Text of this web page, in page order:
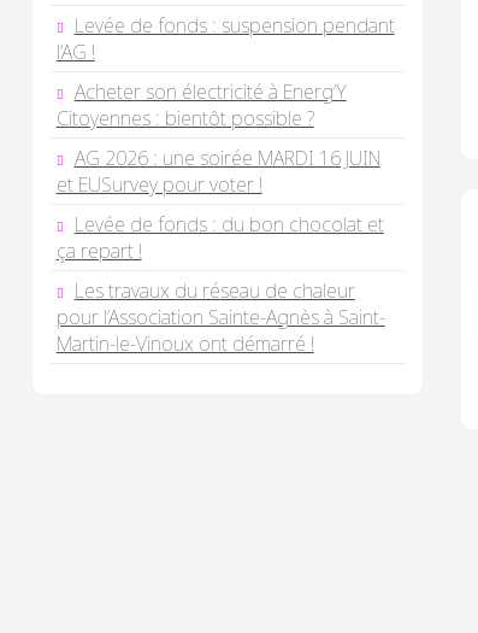
Levée de fonds : suspension pendant
l’AG !
Acheter son électricité à Energ’Y
Citoyennes : bientôt possible ?
AG 2026 : une soirée MARDI 16 JUIN
et EUSurvey pour voter !
Levée de fonds : du bon chocolat et
ça repart !
Les travaux du réseau de chaleur
pour l’Association Sainte-Agnès à Saint-
Martin-le-Vinoux ont démarré !